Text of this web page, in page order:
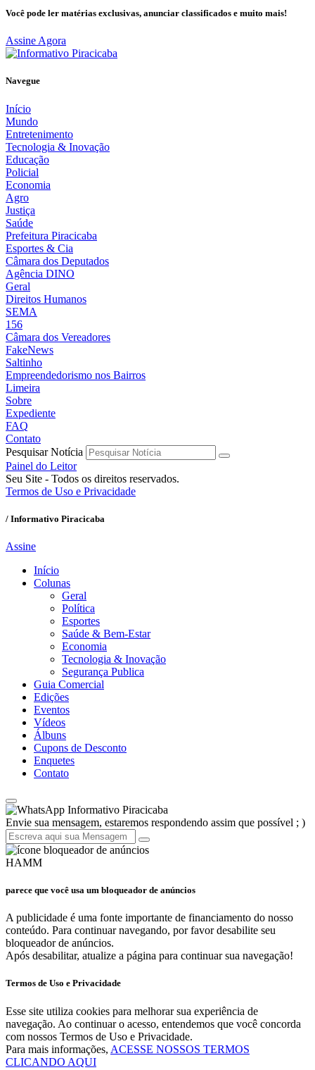
Você pode ler matérias exclusivas, anunciar classificados e muito mais!
Assine Agora
Navegue
Início
Mundo
Entretenimento
Tecnologia & Inovação
Educação
Policial
Economia
Agro
Justiça
Saúde
Prefeitura Piracicaba
Esportes & Cia
Câmara dos Deputados
Agência DINO
Geral
Direitos Humanos
SEMA
156
Câmara dos Vereadores
FakeNews
Saltinho
Empreendedorismo nos Bairros
Limeira
Sobre
Expediente
FAQ
Contato
Pesquisar Notícia
Painel do Leitor
Seu Site - Todos os direitos reservados.
Termos de Uso e Privacidade
/ Informativo Piracicaba
Assine
Início
Colunas
Geral
Política
Esportes
Saúde & Bem-Estar
Economia
Tecnologia & Inovação
Segurança Publica
Guia Comercial
Edições
Eventos
Vídeos
Álbuns
Cupons de Desconto
Enquetes
Contato
Informativo Piracicaba
Envie sua mensagem, estaremos respondendo assim que possível ; )
HAMM
parece que você usa um bloqueador de anúncios
A publicidade é uma fonte importante de financiamento do nosso
conteúdo. Para continuar navegando, por favor desabilite seu
bloqueador de anúncios.
Após desabilitar, atualize a página para continuar sua navegação!
Termos de Uso e Privacidade
Esse site utiliza cookies para melhorar sua experiência de
navegação. Ao continuar o acesso, entendemos que você concorda
com nossos Termos de Uso e Privacidade.
Para mais informações, ACESSE NOSSOS TERMOS
CLICANDO AQUI